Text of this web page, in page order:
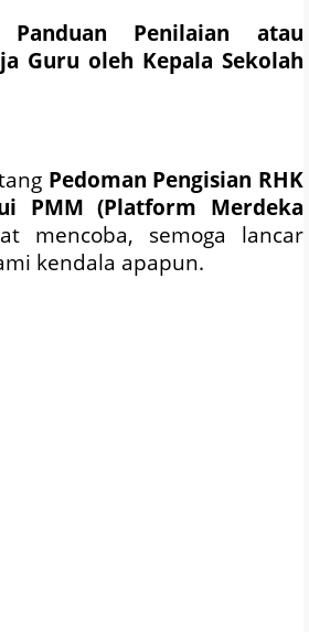
Panduan Penilaian atau
Guru oleh Kepala Sekolah
Pedoman Pengisian RHK
PMM (Platform Merdeka
mencoba, semoga lancar
kendala apapun.